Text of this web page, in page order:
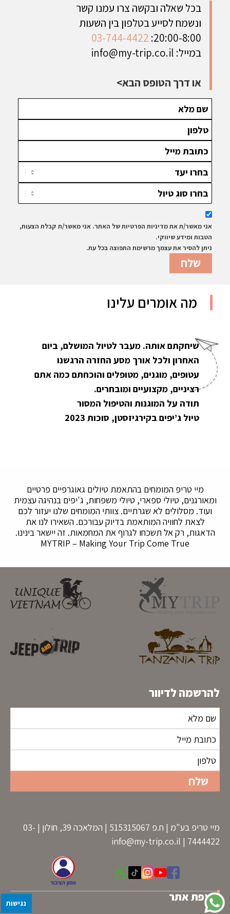
אני מאשר/ת את מדיניות הפרטיות של האתר. אני מאשר/ת קבלת הצעות,
הטבות ומידע שיווקי.
ניתן להסיר את עצמך מרשימת התפוצה בכל עת.
בכל שאלה ובקשה צרו עמנו קשר
ונשמח לסייע בטלפון בין השעות
20:00-8:00:
03-744-4422
במייל: info@my-trip.co.il
או דרך הטופס הבא>
מה אומרים עלינו
שיחקתם אותה. מעבר לטיול המושלם, ביום
האחרון ולכל אורך מסע החזרה הרגשנו
עטופים, מוגנים, מטופלים והוכחתם כמה אתם
רציניים, מקצועיים ומובחרים.
תודה על המוגנות והטיפול המסור
טיול ג’יפים בקירגיזסטן, סוכות 2023
מיי טריפ המומחים בהתאמת טיולים גאוגרפיים פרטיים
ומאורגנים, טיולי ספארי, טיולי משפחות, ג'יפים בנהיגה עצמית
ועוד. מסלולים לא שגרתיים. צוותי המומחים שלנו יעזור לכם
לצאת לחוויה המותאמת בדיוק עבורכם. השאירו לנו את
הדאגות, רק אל תשכחו לגרוף את המחמאות. זה יישאר בינינו.
MYTRIP – Making Your Trip Come True
להרשמה לדיוור
מיי טריפ בע"מ | ח.פ 515315067 | המלאכה 39, חולון | 03-
7444422 |
info@my-trip.co.il
מפת אתר נגישות